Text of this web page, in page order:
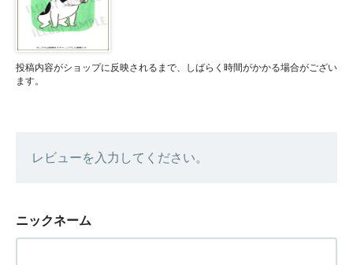
投稿内容がショップに反映されるまで、しばらく時間がかかる場合がござい
ます。
レビューを入力してください。
ニックネーム